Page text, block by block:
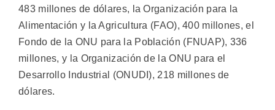
483 millones de dólares, la Organización para la
Alimentación y la Agricultura (FAO), 400 millones, el
Fondo de la ONU para la Población (FNUAP), 336
millones, y la Organización de la ONU para el
Desarrollo Industrial (ONUDI), 218 millones de
dólares.